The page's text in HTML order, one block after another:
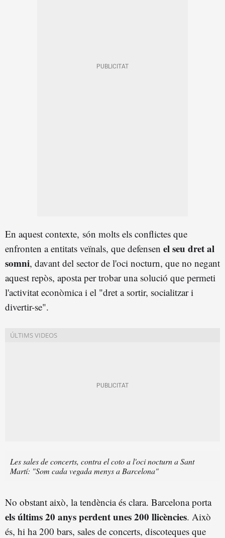
En aquest contexte, són molts els conflictes que
enfronten a entitats veïnals, que defensen el seu dret al
somni, davant del sector de l'oci nocturn, que no negant
aquest repòs, aposta per trobar una solució que permeti
l'activitat econòmica i el "dret a sortir, socialitzar i
divertir-se".
Les sales de concerts, contra el coto a l'oci nocturn a Sant
Martí: "Som cada vegada menys a Barcelona"
No obstant això, la tendència és clara. Barcelona porta
els últims 20 anys perdent unes 200 llicències. Això
és, hi ha 200 bars, sales de concerts, discoteques que